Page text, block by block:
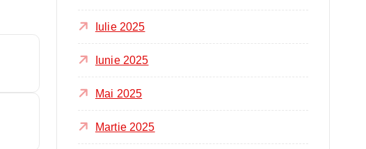
Iulie 2025
Iunie 2025
Mai 2025
Martie 2025